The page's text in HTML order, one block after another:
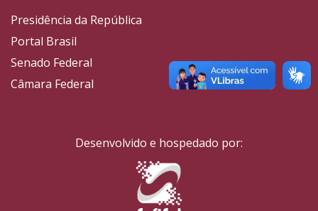
Presidência da República
Portal Brasil
Senado Federal
Câmara Federal
Desenvolvido e hospedado por: